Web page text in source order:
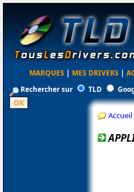
MARQUES | MES DRIVERS |
Rechercher sur
TLD
Accueil